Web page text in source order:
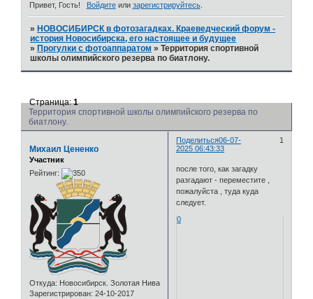
Привет, Гость! Войдитеили зарегистрируйтесь.
» НОВОСИБИРСК в фотозагадках. Краеведческий форум -
история Новосибирска, его настоящее и будущее
» Прогулки с фотоаппаратом »Территория спортивной
школы олимпийского резерва по биатлону.
Территория спортивной школы олимпийского резерва по
биатлону.
Страница:1
Поделиться 1
06-07-
2025 06:43:33
Михаил Цененко
Участник
Рейтинг:
Откуда: Новосибирск. Золотая Нива
Зарегистрирован: 24-10-2017
после того, как загадку
разгадают - переместите ,
пожалуйста , туда куда
следует.
0